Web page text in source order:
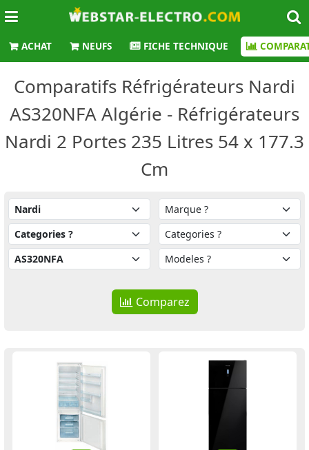
ACHAT NEUFS FICHE TECHNIQUE
Comparatifs Réfrigérateurs Nardi
AS320NFA Algérie - Réfrigérateurs
Nardi 2 Portes 235 Litres 54 x 177.3
Cm
Comparez